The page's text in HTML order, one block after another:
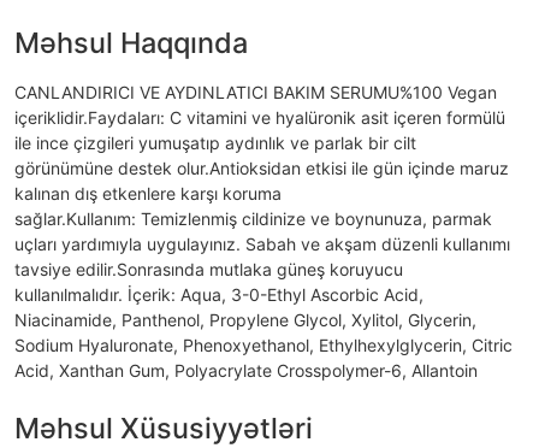
Məhsul Haqqında
CANLANDIRICI VE AYDINLATICI BAKIM SERUMU%100 Vegan
içeriklidir.Faydaları: C vitamini ve hyalüronik asit içeren formülü
ile ince çizgileri yumuşatıp aydınlık ve parlak bir cilt
görünümüne destek olur.Antioksidan etkisi ile gün içinde maruz
kalınan dış etkenlere karşı koruma
sağlar.Kullanım: Temizlenmiş cildinize ve boynunuza, parmak
uçları yardımıyla uygulayınız. Sabah ve akşam düzenli kullanımı
tavsiye edilir.Sonrasında mutlaka güneş koruyucu
kullanılmalıdır. İçerik: Aqua, 3-0-Ethyl Ascorbic Acid,
Niacinamide, Panthenol, Propylene Glycol, Xylitol, Glycerin,
Sodium Hyaluronate, Phenoxyethanol, Ethylhexylglycerin, Citric
Acid, Xanthan Gum, Polyacrylate Crosspolymer-6, Allantoin
Məhsul Xüsusiyyətləri